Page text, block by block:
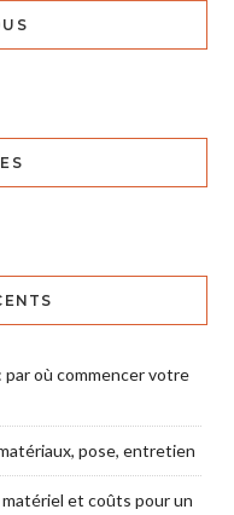
par où commencer votre
pose, entretien
et coûts pour un